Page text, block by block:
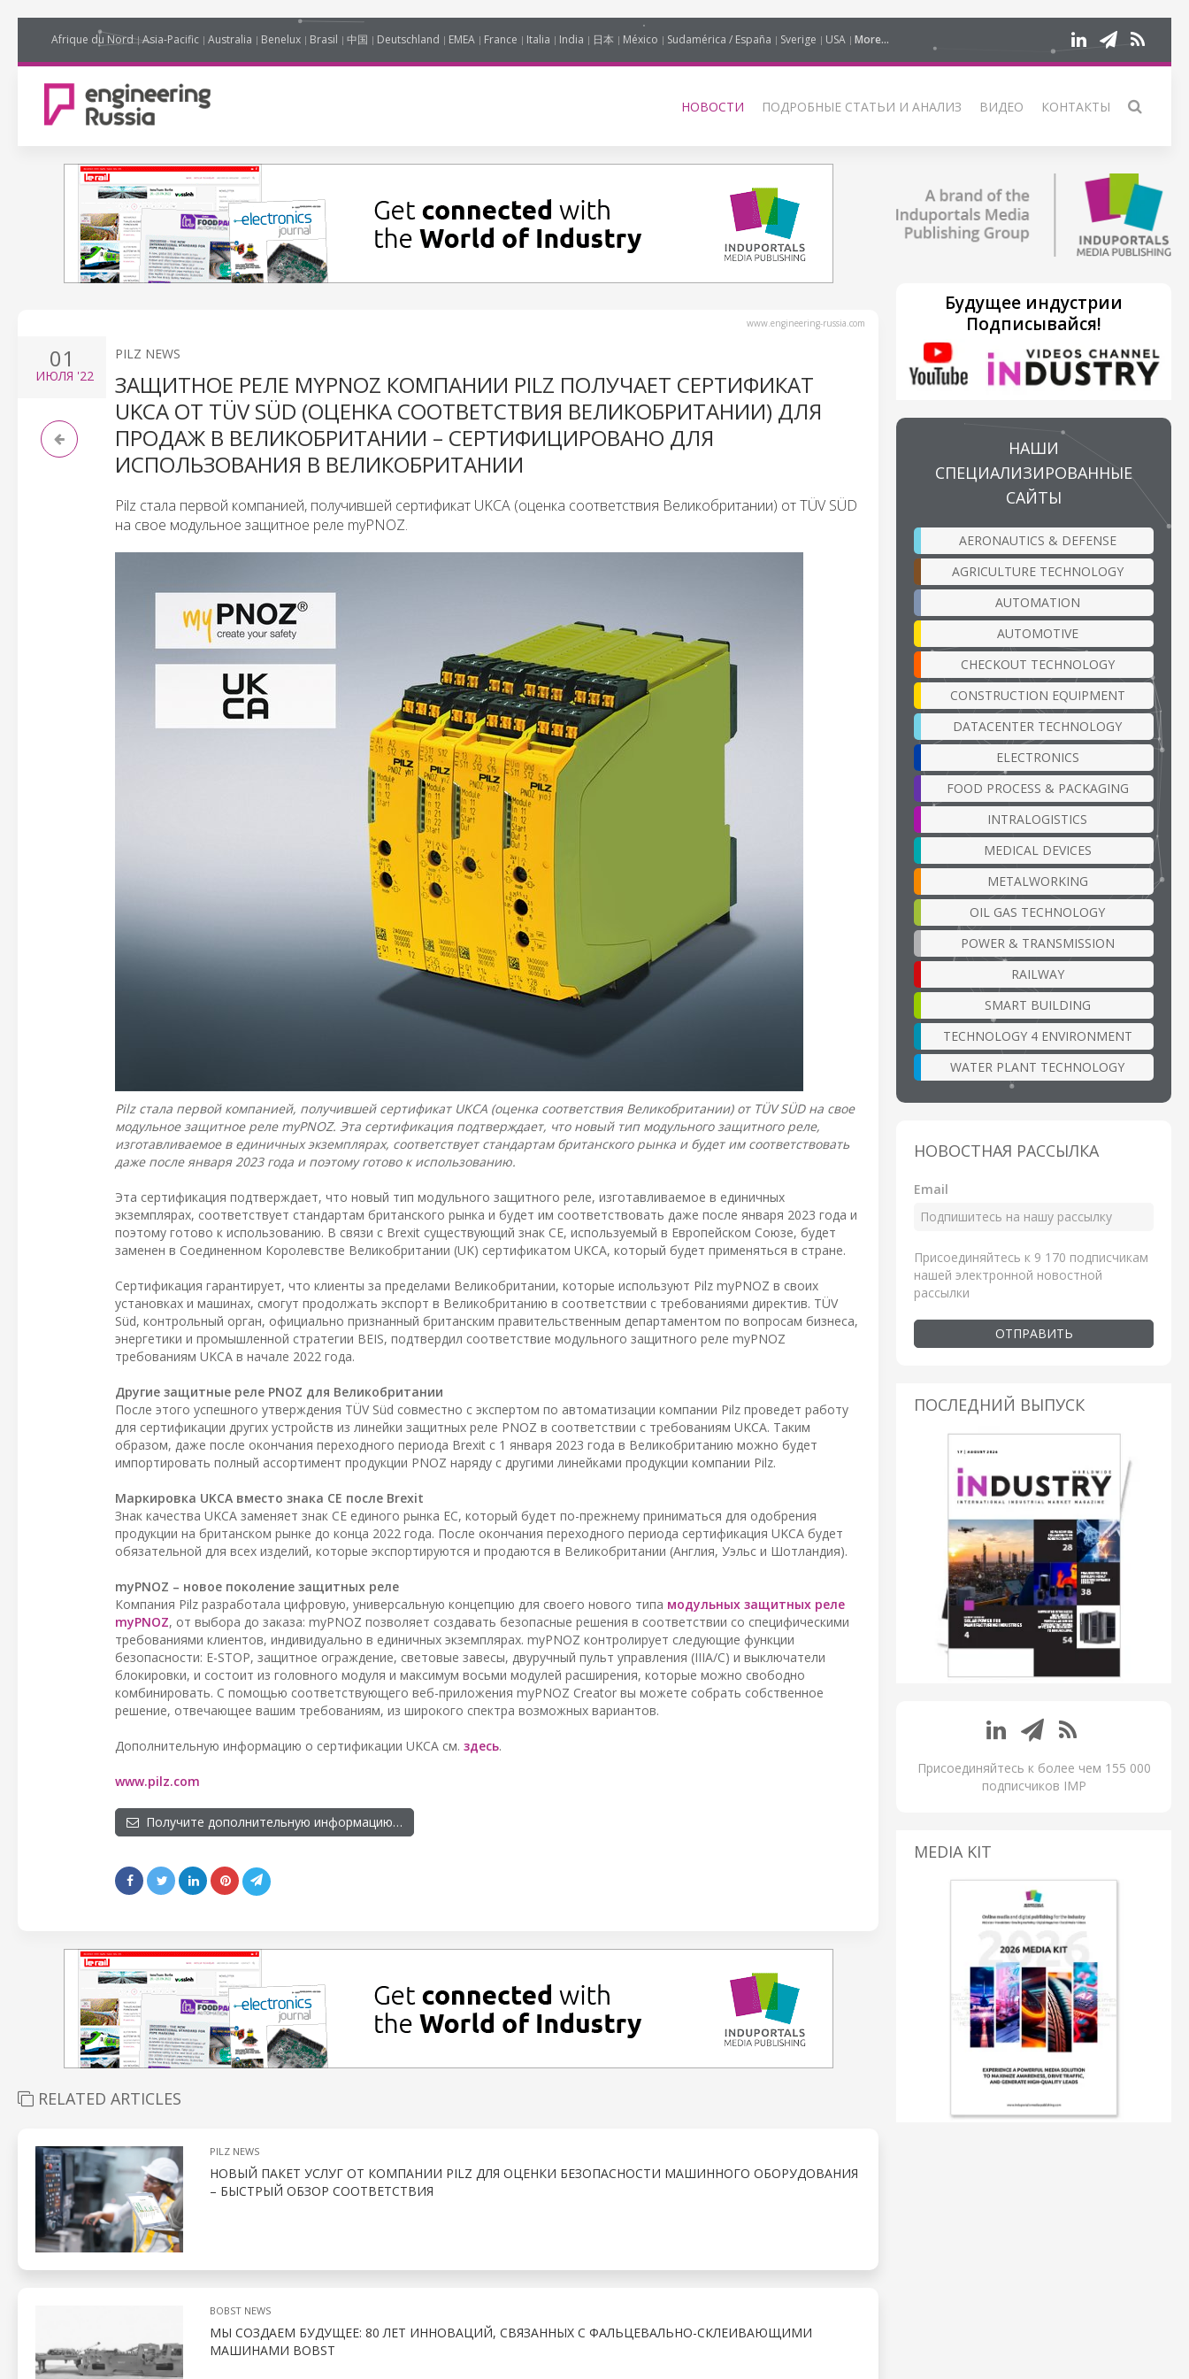
Afrique du Nord Asia-Pacific Australia Benelux Brasil 中国 Deutschland EMEA France Italia India 日本 México Sudamérica / España Sverige USA More...
НОВОСТИ ПОДРОБНЫЕ СТАТЬИ И АНАЛИЗ ВИДЕО КОНТАКТЫ
www.engineering-russia.com
01
ИЮЛЯ '22
PILZ NEWS
ЗАЩИТНОЕ РЕЛЕ MYPNOZ КОМПАНИИ PILZ ПОЛУЧАЕТ СЕРТИФИКАТ
UKCA ОТ TÜV SÜD (ОЦЕНКА СООТВЕТСТВИЯ ВЕЛИКОБРИТАНИИ) ДЛЯ
ПРОДАЖ В ВЕЛИКОБРИТАНИИ – СЕРТИФИЦИРОВАНО ДЛЯ
ИСПОЛЬЗОВАНИЯ В ВЕЛИКОБРИТАНИИ
Pilz стала первой компанией, получившей сертификат UKCA (оценка соответствия Великобритании) от TÜV SÜD
на свое модульное защитное реле myPNOZ.
Pilz стала первой компанией, получившей сертификат UKCA (оценка соответствия Великобритании) от TÜV SÜD на свое
модульное защитное реле myPNOZ. Эта сертификация подтверждает, что новый тип модульного защитного реле,
изготавливаемое в единичных экземплярах, соответствует стандартам британского рынка и будет им соответствовать
даже после января 2023 года и поэтому готово к использованию.
Эта сертификация подтверждает, что новый тип модульного защитного реле, изготавливаемое в единичных
экземплярах, соответствует стандартам британского рынка и будет им соответствовать даже после января 2023 года и
поэтому готово к использованию. В связи с Brexit существующий знак CE, используемый в Европейском Союзе, будет
заменен в Соединенном Королевстве Великобритании (UK) сертификатом UKCA, который будет применяться в стране.
Сертификация гарантирует, что клиенты за пределами Великобритании, которые используют Pilz myPNOZ в своих
установках и машинах, смогут продолжать экспорт в Великобританию в соответствии с требованиями директив. TÜV
Süd, контрольный орган, официально признанный британским правительственным департаментом по вопросам бизнеса,
энергетики и промышленной стратегии BEIS, подтвердил соответствие модульного защитного реле myPNOZ
требованиям UKCA в начале 2022 года.
Другие защитные реле PNOZ для Великобритании
После этого успешного утверждения TÜV Süd совместно с экспертом по автоматизации компании Pilz проведет работу
для сертификации других устройств из линейки защитных реле PNOZ в соответствии с требованиям UKCA. Таким
образом, даже после окончания переходного периода Brexit с 1 января 2023 года в Великобританию можно будет
импортировать полный ассортимент продукции PNOZ наряду с другими линейками продукции компании Pilz.
Маркировка UKCA вместо знака CE после Brexit
Знак качества UKCA заменяет знак CE единого рынка ЕС, который будет по-прежнему приниматься для одобрения
продукции на британском рынке до конца 2022 года. После окончания переходного периода сертификация UKCA будет
обязательной для всех изделий, которые экспортируются и продаются в Великобритании (Англия, Уэльс и Шотландия).
myPNOZ – новое поколение защитных реле
Компания Pilz разработала цифровую, универсальную концепцию для своего нового типа модульных защитных реле
myPNOZ, от выбора до заказа: myPNOZ позволяет создавать безопасные решения в соответствии со специфическими
требованиями клиентов, индивидуально в единичных экземплярах. myPNOZ контролирует следующие функции
безопасности: E-STOP, защитное ограждение, световые завесы, двуручный пульт управления (IIIA/C) и выключатели
блокировки, и состоит из головного модуля и максимум восьми модулей расширения, которые можно свободно
комбинировать. С помощью соответствующего веб-приложения myPNOZ Creator вы можете собрать собственное
решение, отвечающее вашим требованиям, из широкого спектра возможных вариантов.
Дополнительную информацию о сертификации UKCA см. здесь.
www.pilz.com
Получите дополнительную информацию…
RELATED ARTICLES
PILZ NEWS
НОВЫЙ ПАКЕТ УСЛУГ ОТ КОМПАНИИ PILZ ДЛЯ ОЦЕНКИ БЕЗОПАСНОСТИ МАШИННОГО ОБОРУДОВАНИЯ
– БЫСТРЫЙ ОБЗОР СООТВЕТСТВИЯ
BOBST NEWS
МЫ СОЗДАЕМ БУДУЩЕЕ: 80 ЛЕТ ИННОВАЦИЙ, СВЯЗАННЫХ С ФАЛЬЦЕВАЛЬНО-СКЛЕИВАЮЩИМИ
МАШИНАМИ BOBST
Будущее индустрии
Подписывайся!
НАШИ
СПЕЦИАЛИЗИРОВАННЫЕ
САЙТЫ
AERONAUTICS & DEFENSE
AGRICULTURE TECHNOLOGY
AUTOMATION
AUTOMOTIVE
CHECKOUT TECHNOLOGY
CONSTRUCTION EQUIPMENT
DATACENTER TECHNOLOGY
ELECTRONICS
FOOD PROCESS & PACKAGING
INTRALOGISTICS
MEDICAL DEVICES
METALWORKING
OIL GAS TECHNOLOGY
POWER & TRANSMISSION
RAILWAY
SMART BUILDING
TECHNOLOGY 4 ENVIRONMENT
WATER PLANT TECHNOLOGY
НОВОСТНАЯ РАССЫЛКА
Email
Присоединяйтесь к 9 170 подписчикам
нашей электронной новостной
рассылки
ОТПРАВИТЬ
ПОСЛЕДНИЙ ВЫПУСК
Присоединяйтесь к более чем 155 000
подписчиков IMP
MEDIA KIT